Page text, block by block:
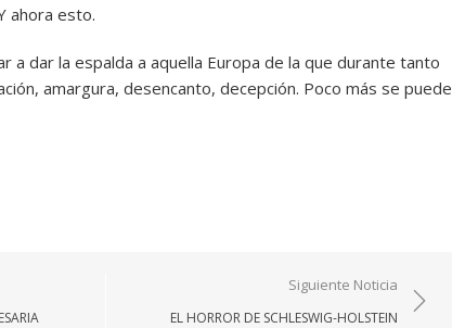
ahora esto.
a dar la espalda a aquella Europa de la que durante tanto
amargura, desencanto, decepción. Poco más se puede
Siguiente Noticia
EL HORROR DE SCHLESWIG-HOLSTEIN